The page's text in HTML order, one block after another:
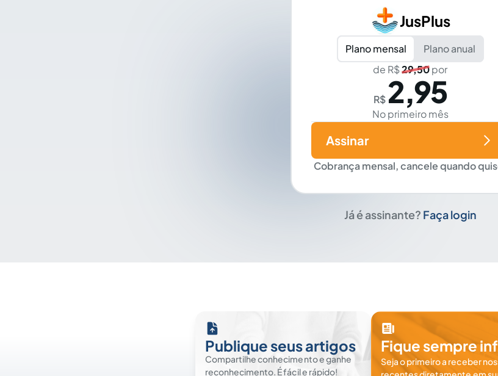
JusPlus
Plano mensal
Plano anual
de R$29,50por
R$ 2,95
No primeiro mês
Cobrança mensal, cancele quando
Assinar
Já é assinante? Faça login
Publique seus artigos
Compartilhe conhecimento e ganhe
reconhecimento. É fácil e rápido!
Fique sempre
Seja o primeiro a receber